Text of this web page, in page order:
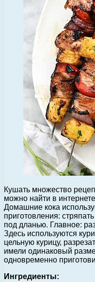
Кушать множество
можно найти в
Домашние кока
приготовления:
под дланью. Главное:
Здесь используются
цельную курицу,
имели одинаковый
одновременно
Ингредиенты: